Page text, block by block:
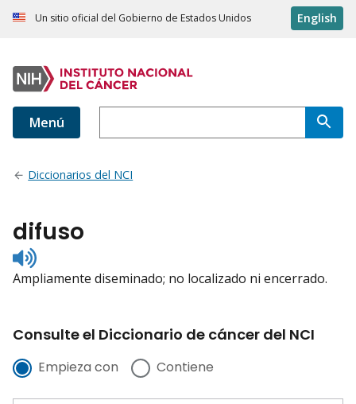
Un sitio oficial del Gobierno de Estados Unidos English
Menú
Diccionarios del NCI
difuso
Listen
to
pronunciation
Ampliamente diseminado; no localizado ni encerrado.
Consulte el Diccionario de cáncer del NCI
Empieza con Contiene